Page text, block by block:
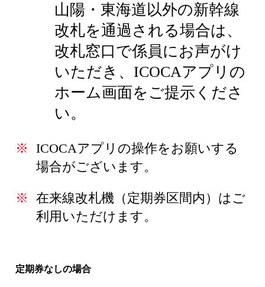
山陽・東海道以外の新幹線
改札を通過される場合は、
改札窓口で係員にお声がけ
いただき、ICOCAアプリの
ホーム画面をご提示くださ
い。
ICOCAアプリの操作をお願いする
場合がございます。
在来線改札機（定期券区間内）はご
利用いただけます。
定期券なしの場合